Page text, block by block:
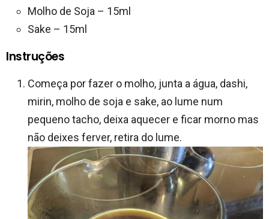
Molho de Soja – 15ml
Sake – 15ml
Instruções
Começa por fazer o molho, junta a água, dashi,
mirin, molho de soja e sake, ao lume num
pequeno tacho, deixa aquecer e ficar morno mas
não deixes ferver, retira do lume.